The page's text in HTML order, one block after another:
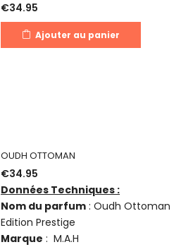
€34.95
Ajouter au panier
OUDH OTTOMAN
€34.95
Données Techniques :
Nom du parfum : Oudh Ottoman
Edition Prestige
Marque : M.A.H